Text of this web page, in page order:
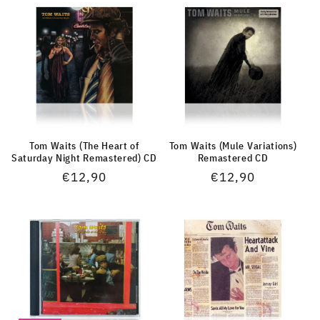
Tom Waits (The Heart of
Saturday Night Remastered) CD
Normaler
€12,90
Tom Waits (Mule Variations)
Remastered CD
Normaler
€12,90